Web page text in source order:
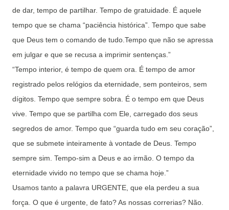
de dar, tempo de partilhar. Tempo de gratuidade. É aquele
tempo que se chama “paciência histórica”. Tempo que sabe
que Deus tem o comando de tudo.Tempo que não se apressa
em julgar e que se recusa a imprimir sentenças.”
“Tempo interior, é tempo de quem ora. É tempo de amor
registrado pelos relógios da eternidade, sem ponteiros, sem
dígitos. Tempo que sempre sobra. É o tempo em que Deus
vive. Tempo que se partilha com Ele, carregado dos seus
segredos de amor. Tempo que “guarda tudo em seu coração”,
que se submete inteiramente à vontade de Deus. Tempo
sempre sim. Tempo-sim a Deus e ao irmão. O tempo da
eternidade vivido no tempo que se chama hoje.”
Usamos tanto a palavra URGENTE, que ela perdeu a sua
força. O que é urgente, de fato? As nossas correrias? Não.